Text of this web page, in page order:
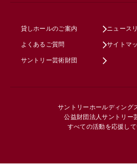
貸しホールのご案内 ニュース
よくあるご質問 サイトマ
サントリー芸術財団
サントリーホールディング
公益財団法人サントリー
すべての活動を応援して